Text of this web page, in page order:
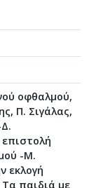
οφθαλμού,
Π. Σιγάλας,
-Μ.
εκλογή
παιδιά με